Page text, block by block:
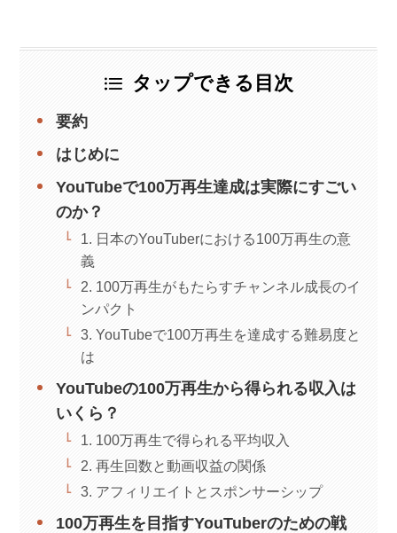
タップできる目次
要約
はじめに
YouTubeで100万再生達成は実際にすごい
のか？
1. 日本のYouTuberにおける100万再生の意
義
2. 100万再生がもたらすチャンネル成長のイ
ンパクト
3. YouTubeで100万再生を達成する難易度と
は
YouTubeの100万再生から得られる収入は
いくら？
1. 100万再生で得られる平均収入
2. 再生回数と動画収益の関係
3. アフィリエイトとスポンサーシップ
100万再生を目指すYouTuberのための戦